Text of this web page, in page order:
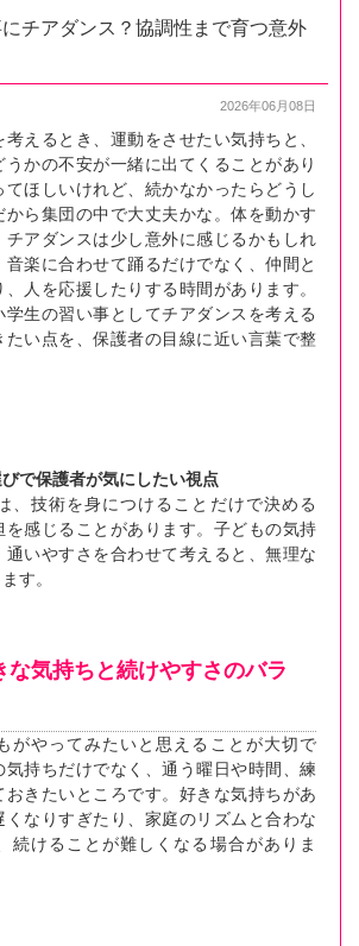
チアダンス？協調性まで育つ意外
2026年06月08日
えるとき、運動をさせたい気持ちと、
かの不安が一緒に出てくることがあり
てほしいけれど、続かなかったらどうし
から集団の中で大丈夫かな。体を動かす
チアダンスは少し意外に感じるかもしれ
音楽に合わせて踊るだけでなく、仲間と
人を応援したりする時間があります。
学生の習い事としてチアダンスを考える
たい点を、保護者の目線に近い言葉で整
で保護者が気にしたい視点
、技術を身につけることだけで決める
を感じることがあります。子どもの気持
通いやすさを合わせて考えると、無理な
す。
な気持ちと続けやすさのバラ
がやってみたいと思えることが大切で
気持ちだけでなく、通う曜日や時間、練
おきたいところです。好きな気持ちがあ
くなりすぎたり、家庭のリズムと合わな
続けることが難しくなる場合がありま